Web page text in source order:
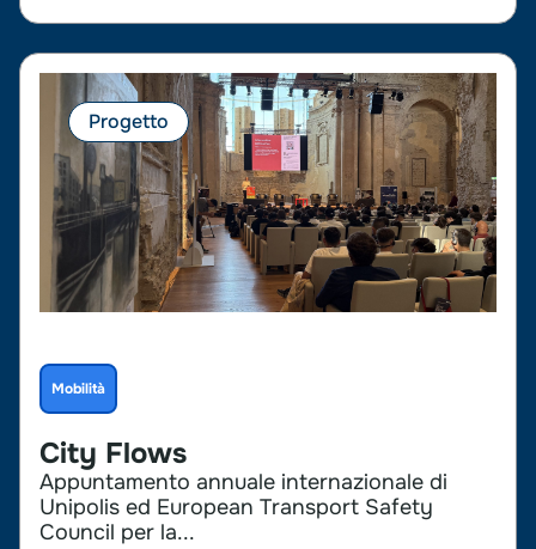
Progetto
Mobilità
City Flows
Appuntamento annuale internazionale di
Unipolis ed European Transport Safety
Council per la...